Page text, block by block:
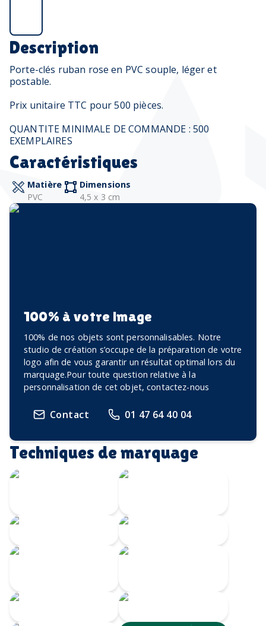
Description
Porte-clés ruban rose en PVC souple, léger et
postable.
Prix unitaire TTC pour 500 pièces.
QUANTITE MINIMALE DE COMMANDE : 500
EXEMPLAIRES
Caractéristiques
Matière
PVC
Dimensions
4,5 x 3 cm
100% à votre image
100% de nos objets sont personnalisables. Notre
studio de création s’occupe de la préparation de votre
logo afin de vous garantir un résultat optimal lors du
marquage.Pour toute question relative à la
personnalisation de cet objet, contactez-nous
Contact 01 47 64 40 04
Techniques de marquage